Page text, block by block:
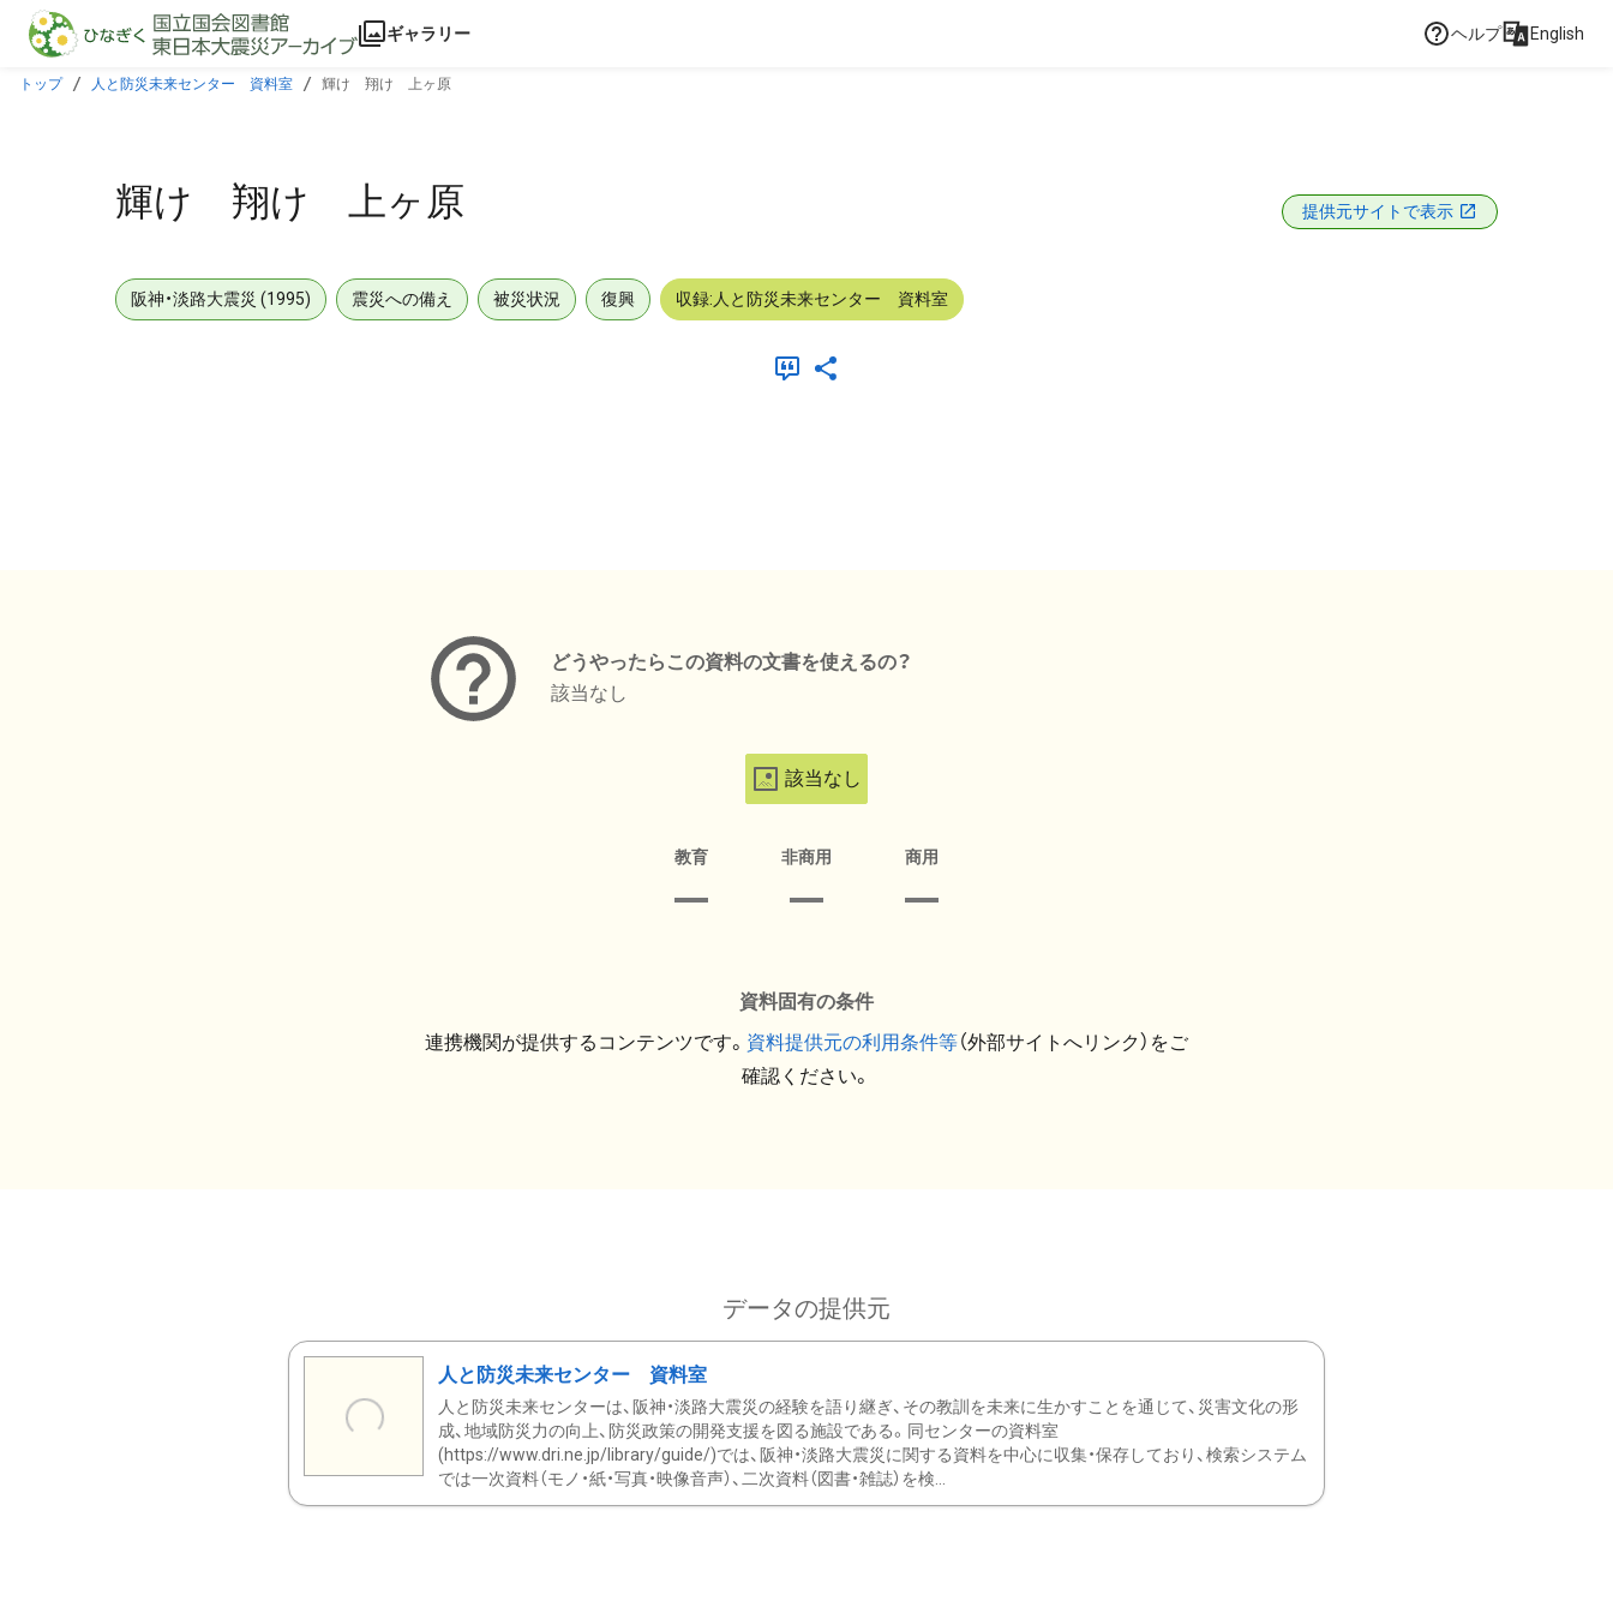
本文に飛ぶ
ギャラリー ヘルプ English
トップ 人と防災未来センター 資料室 輝け 翔け 上ヶ原
輝け 翔け 上ヶ原 提供元サイトで表示
阪神・淡路大震災 (1995) 震災への備え 被災状況 復興 収録:人と防災未来センター 資料室
どうやったらこの資料の文書を使えるの？
該当なし
該当なし
教育 非商用 商用
資料固有の条件
連携機関が提供するコンテンツです。 資料提供元の利用条件等（外部サイトへリンク）をご
確認ください。
データの提供元
人と防災未来センター 資料室
人と防災未来センターは、阪神・淡路大震災の経験を語り継ぎ、その教訓を未来に生かすことを通じて、災害文化の形
成、地域防災力の向上、防災政策の開発支援を図る施設である。同センターの資料室
(https://www.dri.ne.jp/library/guide/)では、阪神・淡路大震災に関する資料を中心に収集・保存しており、検索システム
では一次資料（モノ・紙・写真・映像音声）、二次資料（図書・雑誌）を検...